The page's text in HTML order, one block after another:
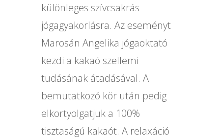
különleges szívcsakrás
jógagyakorlásra. Az eseményt
Marosán Angelika jógaoktató
kezdi a kakaó szellemi
tudásának átadásával. A
bemutatkozó kör után pedig
elkortyolgatjuk a 100%
tisztaságú kakaót. A relaxáció